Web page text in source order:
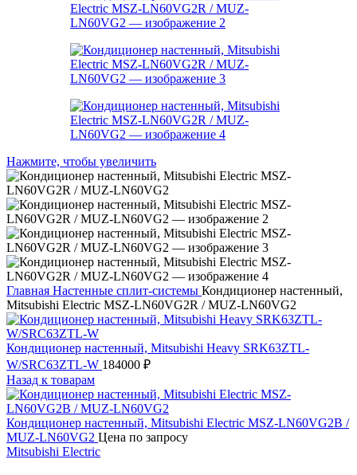
Нажмите, чтобы увеличить
Главная Настенные сплит-системы Кондиционер настенный,
Mitsubishi Electric MSZ-LN60VG2R / MUZ-LN60VG2
Кондиционер настенный, Mitsubishi Heavy SRK63ZTL-
W/SRC63ZTL-W 184000 ₽
Назад к товарам
Кондиционер настенный, Mitsubishi Electric MSZ-LN60VG2B /
MUZ-LN60VG2 Цена по запросу
Mitsubishi Electric